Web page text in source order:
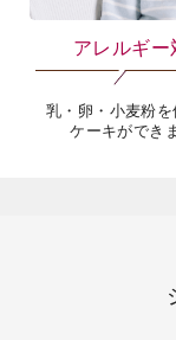
アレルギー
乳・卵・小麦粉
ケーキができ